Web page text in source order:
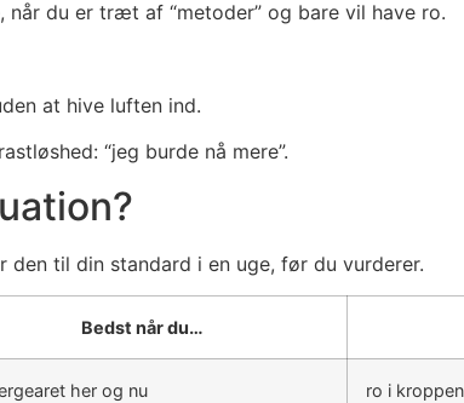
du er træt af “metoder” og bare vil have ro.
at hive luften ind.
“jeg burde nå mere”.
til din standard i en uge, før du vurderer.
Bedst når du…
her og nu ro i